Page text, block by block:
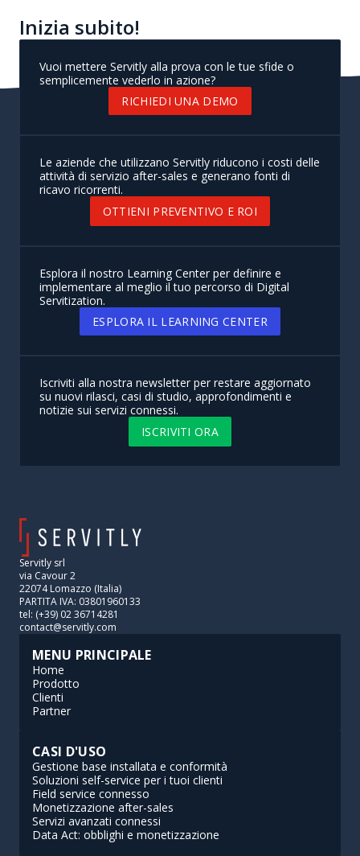
Inizia subito!
Vuoi mettere Servitly alla prova con le tue sfide o
semplicemente vederlo in azione?
RICHIEDI UNA DEMO
Le aziende che utilizzano Servitly riducono i costi delle
attività di servizio after-sales e generano fonti di
ricavo ricorrenti.
OTTIENI PREVENTIVO E ROI
Esplora il nostro Learning Center per definire e
implementare al meglio il tuo percorso di Digital
Servitization.
ESPLORA IL LEARNING CENTER
Iscriviti alla nostra newsletter per restare aggiornato
su nuovi rilasci, casi di studio, approfondimenti e
notizie sui servizi connessi.
ISCRIVITI ORA
Servitly srl
via Cavour 2
22074 Lomazzo (Italia)
PARTITA IVA: 03801960133
tel: (+39) 02 36714281
contact@servitly.com
MENU PRINCIPALE
Home
Prodotto
Clienti
Partner
CASI D'USO
Gestione base installata e conformità
Soluzioni self-service per i tuoi clienti
Field service connesso
Monetizzazione after-sales
Servizi avanzati connessi
Data Act: obblighi e monetizzazione